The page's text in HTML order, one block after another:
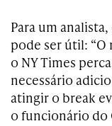
Para um
pode ser útil:
o NY Times
necessário
atingir o break
o funcionário do